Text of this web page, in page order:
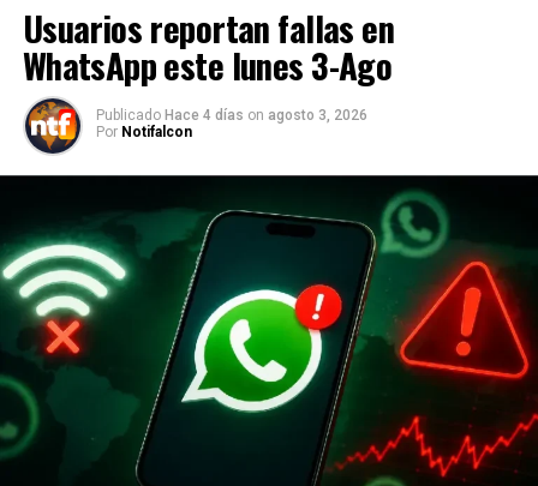
Usuarios reportan fallas en
WhatsApp este lunes 3-Ago
Publicado Hace 4 días on agosto 3, 2026
Por Notifalcon